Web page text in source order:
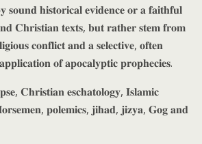
𝐡𝐢𝐬𝐭𝐨𝐫𝐢𝐜𝐚𝐥 𝐞𝐯𝐢𝐝𝐞𝐧𝐜𝐞 𝐨𝐫 𝐚 𝐟𝐚𝐢𝐭𝐡𝐟𝐮𝐥
𝐂𝐡𝐫𝐢𝐬𝐭𝐢𝐚𝐧 𝐭𝐞𝐱𝐭𝐬, 𝐛𝐮𝐭 𝐫𝐚𝐭𝐡𝐞𝐫 𝐬𝐭𝐞𝐦 𝐟𝐫𝐨𝐦
𝐜𝐨𝐧𝐟𝐥𝐢𝐜𝐭 𝐚𝐧𝐝 𝐚 𝐬𝐞𝐥𝐞𝐜𝐭𝐢𝐯𝐞, 𝐨𝐟𝐭𝐞𝐧
𝐨𝐟 𝐚𝐩𝐨𝐜𝐚𝐥𝐲𝐩𝐭𝐢𝐜 𝐩𝐫𝐨𝐩𝐡𝐞𝐜𝐢𝐞𝐬.
𝐂𝐡𝐫𝐢𝐬𝐭𝐢𝐚𝐧 𝐞𝐬𝐜𝐡𝐚𝐭𝐨𝐥𝐨𝐠𝐲, 𝐈𝐬𝐥𝐚𝐦𝐢𝐜
𝐩𝐨𝐥𝐞𝐦𝐢𝐜𝐬, 𝐣𝐢𝐡𝐚𝐝, 𝐣𝐢𝐳𝐲𝐚, 𝐆𝐨𝐠 𝐚𝐧𝐝